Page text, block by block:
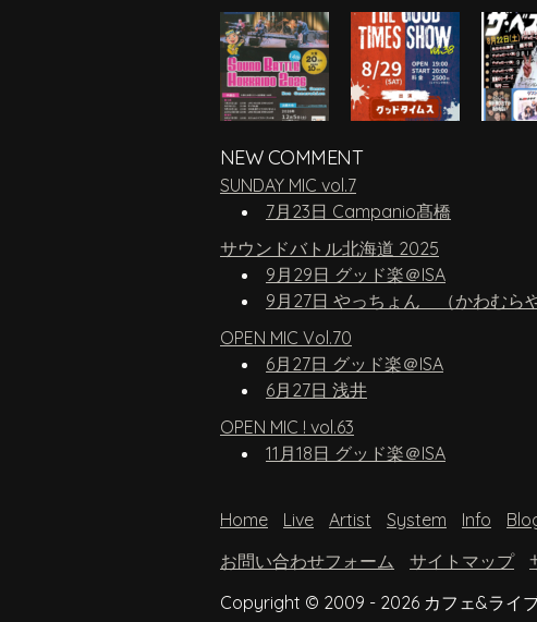
NEW COMMENT
SUNDAY MIC vol.7
7月23日 Campanio髙橋
サウンドバトル北海道 2025
9月29日 グッド楽＠ISA
9月27日 やっちょん （かわむらや
OPEN MIC Vol.70
6月27日 グッド楽＠ISA
6月27日 浅井
OPEN MIC ! vol.63
11月18日 グッド楽＠ISA
Home Live Artist System Info
お問い合わせフォーム
サイトマップ
Copyright © 2009 - 2026 カフェ&ライ